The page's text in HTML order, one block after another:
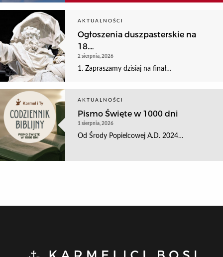
AKTUALNOŚCI
Ogłoszenia duszpasterskie na
18....
2 sierpnia, 2026
1. Zapraszamy dzisiaj na finał…
AKTUALNOŚCI
Pismo Święte w 1000 dni
1 sierpnia, 2026
Od Środy Popielcowej A.D. 2024…